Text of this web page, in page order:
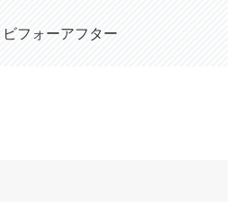
フォーアフター